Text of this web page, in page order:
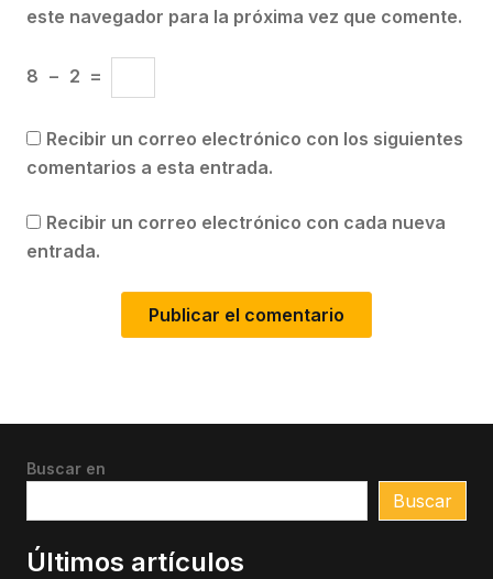
este navegador para la próxima vez que comente.
8 − 2 =
Recibir un correo electrónico con los siguientes
comentarios a esta entrada.
Recibir un correo electrónico con cada nueva
entrada.
Buscar en
Buscar
Últimos artículos